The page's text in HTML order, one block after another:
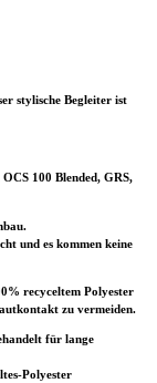
stylische Begleiter ist
100 Blended, GRS,
und es kommen keine
recyceltem Polyester
zu vermeiden.
für lange
Polyester